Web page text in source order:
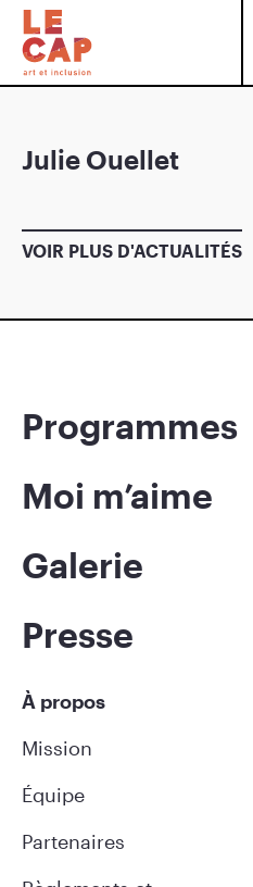
Julie Ouellet
VOIR PLUS D'ACTUALITÉS
Programmes
Moi m’aime
Galerie
Presse
À propos
Mission
Équipe
Partenaires